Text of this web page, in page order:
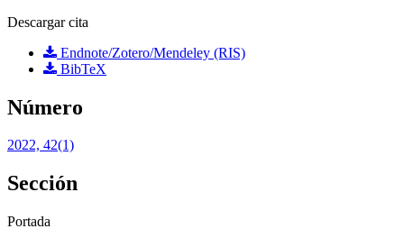
Descargar cita
Endnote/Zotero/Mendeley (RIS)
BibTeX
Número
2022, 42(1)
Sección
Portada